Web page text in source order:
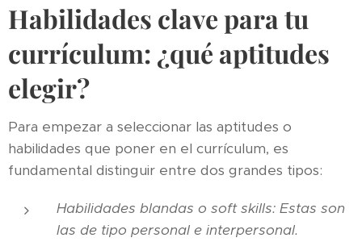
Habilidades clave para tu
currículum: ¿qué aptitudes
elegir?
Para empezar a seleccionar las aptitudes o
habilidades que poner en el currículum, es
fundamental distinguir entre dos grandes tipos:
Habilidades blandas o soft skills: Estas son
las de tipo personal e interpersonal.